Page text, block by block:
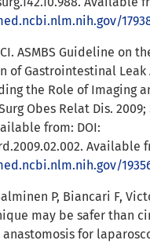
ASMBS Guideline on
of Gastrointestinal Leak
the Role of Imaging
Obes Relat Dis. 2009;
from: DOI:
Available
P, Biancari F,
may be safer than
for